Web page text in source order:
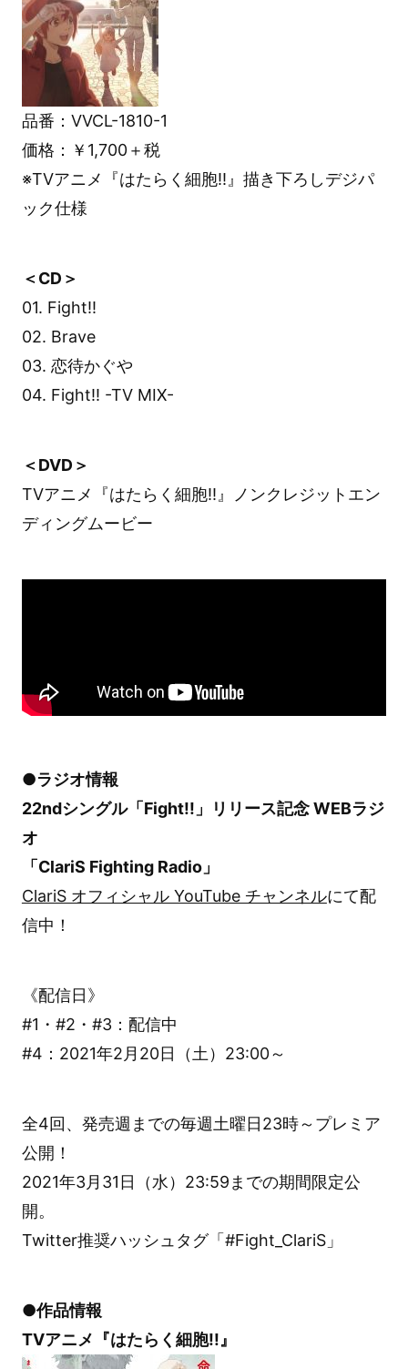
品番：VVCL-1810-1
価格：￥1,700＋税
※TVアニメ『はたらく細胞!!』描き下ろしデジパ
ック仕様
＜CD＞
01. Fight!!
02. Brave
03. 恋待かぐや
04. Fight!! -TV MIX-
＜DVD＞
TVアニメ『はたらく細胞!!』ノンクレジットエン
ディングムービー
●ラジオ情報
22ndシングル「Fight!!」リリース記念 WEBラジ
オ
「ClariS Fighting Radio」
ClariS オフィシャル YouTube チャンネルにて配
信中！
《配信日》
#1・#2・#3：配信中
#4：2021年2月20日（土）23:00～
全4回、発売週までの毎週土曜日23時～プレミア
公開！
2021年3月31日（水）23:59までの期間限定公
開。
Twitter推奨ハッシュタグ「#Fight_ClariS」
●作品情報
TVアニメ『はたらく細胞!!』